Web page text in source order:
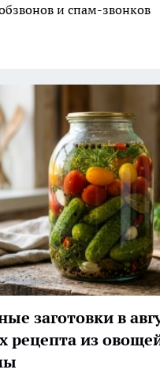
и спам-звонков
заготовки в
рецепта из